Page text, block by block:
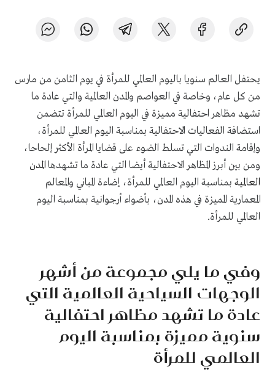
يحتفل العالم سنويا باليوم العالمي للمرأة في يوم الثامن من مارس
من كل عام، وخاصة في العواصم والمدن العالمية والتي عادة ما
تشهد مظاهر احتفالية مميزة في اليوم العالمي للمرأة تتضمن
استضافة الفعاليات الاحتفالية بمناسبة اليوم العالمي للمرأة،
وإقامة الندوات التي تسلط الضوء على قضايا المرأة الأكثر إلحاحا،
ومن بين أبرز المظاهر الاحتفالية أيضا التي عادة ما تشهدهاالمدن
العالمية بمناسبة اليوم العالمي للمرأة، إضاءة المباني والمعالم
المعمارية المميزة في هذه المدن، بأضواء أرجوانية بمناسبة اليوم
العالمي للمرأة.
وفي ما يلي مجموعة من أشهر
الوجهات السياحية العالمية التي
عادة ما تشهد مظاهر احتفالية
سنوية مميزة بمناسبة اليوم
العالمي للمرأة